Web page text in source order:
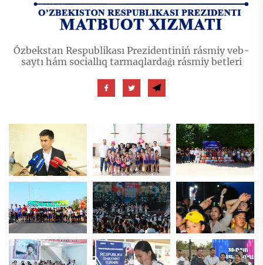
Ózbekstan Respublikası Prezidentiniń rásmiy veb-
saytı hám sociallıq tarmaqlardaǵı rásmiy betleri